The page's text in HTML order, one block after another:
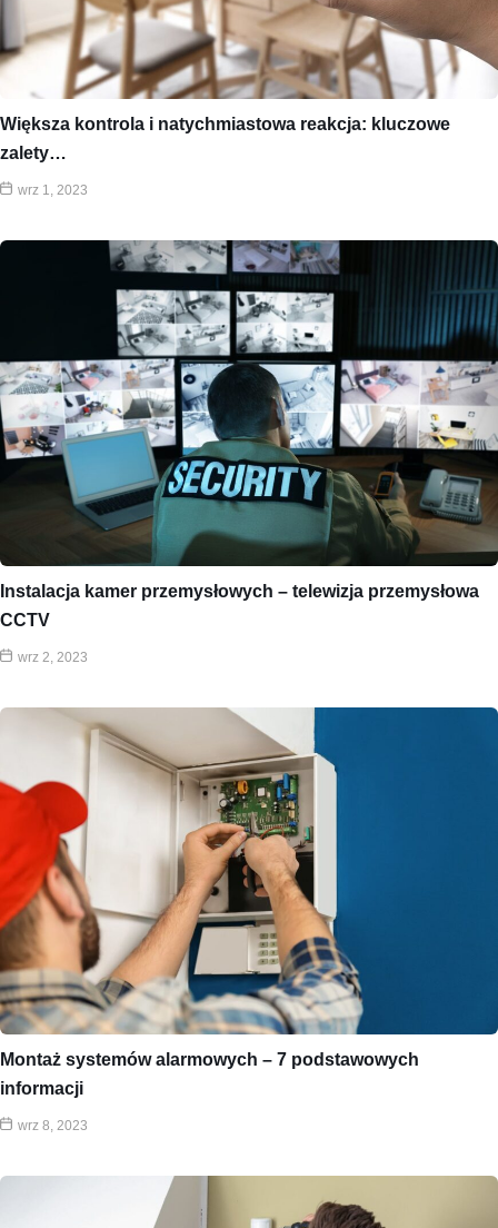
Większa kontrola i natychmiastowa reakcja: kluczowe
zalety…
wrz 1, 2023
Instalacja kamer przemysłowych – telewizja przemysłowa
CCTV
wrz 2, 2023
Montaż systemów alarmowych – 7 podstawowych
informacji
wrz 8, 2023